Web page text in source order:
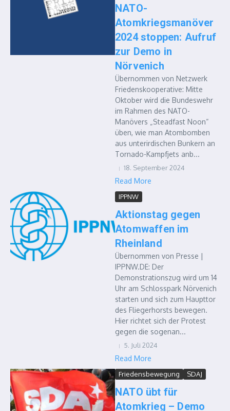
NATO-
Atomkriegsmanöver
2024 stoppen: Aufruf
zur Demo in
Nörvenich
Übernommen von Netzwerk
Friedenskooperative: Mitte
Oktober wird die Bundeswehr
im Rahmen des NATO-
Manövers „Steadfast Noon“
üben, wie man Atombomben
aus unterirdischen Bunkern an
Tornado-Kampfjets anb...
18. September 2024
Read More
IPPNW
Aktionstag gegen
Atomwaffen im
Rheinland
Übernommen von Presse |
IPPNW.DE: Der
Demonstrationszug wird um 14
Uhr am Schlosspark Nörvenich
starten und sich zum Haupttor
des Fliegerhorsts bewegen.
Hier richtet sich der Protest
gegen die sogenan...
5. Juli 2024
Read More
Friedensbewegung SDAJ
NATO übt für
Atomkrieg – Demo